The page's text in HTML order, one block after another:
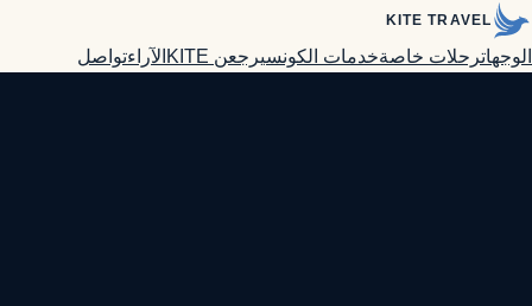
KITE TRAVEL
الوجهاترحلات خاصةخدمات الكونسيرجعن KITE الآراءتواصل